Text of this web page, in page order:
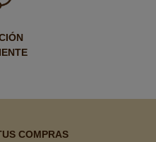
COMPRAS